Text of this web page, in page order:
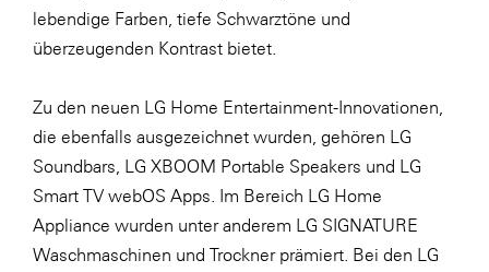
VALETTA
Verband Druck Medien Österreich
Wirtschaftskammer Salzburg
WKS Fachgruppe Fahrzeughandel und
Fahrzeugtechnik
WKS Fachgruppe Finanzdienstleister
lebendige Farben, tiefe Schwarztöne und
überzeugenden Kontrast bietet.
Zu den neuen LG Home Entertainment-Innovationen,
die ebenfalls ausgezeichnet wurden, gehören LG
Soundbars, LG XBOOM Portable Speakers und LG
Smart TV webOS Apps. Im Bereich LG Home
Appliance wurden unter anderem LG SIGNATURE
Waschmaschinen und Trockner prämiert. Bei den LG